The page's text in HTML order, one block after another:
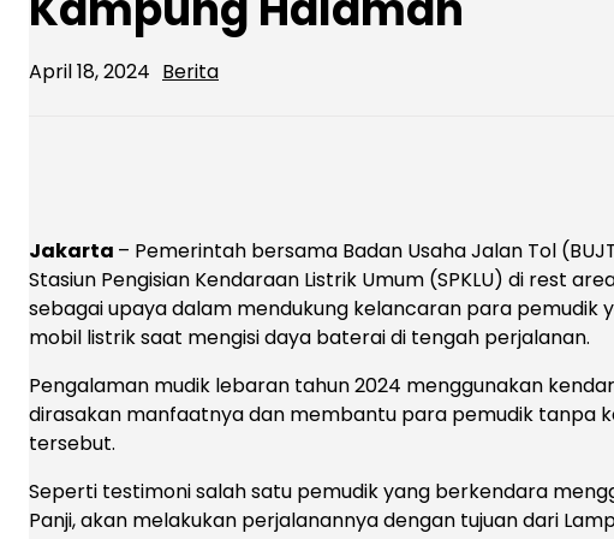
April 18, 2024 Berita
Jakarta – Pemerintah bersama Badan Usaha Jalan Tol
Stasiun Pengisian Kendaraan Listrik Umum (SPKLU) di rest
sebagai upaya dalam mendukung kelancaran para pemudik
mobil listrik saat mengisi daya baterai di tengah perjalanan.
Pengalaman mudik lebaran tahun 2024 menggunakan
dirasakan manfaatnya dan membantu para pemudik tanpa
tersebut.
Seperti testimoni salah satu pemudik yang berkendara
Panji, akan melakukan perjalanannya dengan tujuan dari